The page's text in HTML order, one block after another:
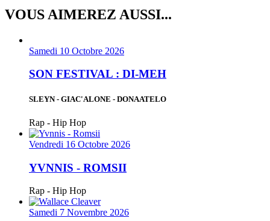
VOUS AIMEREZ AUSSI...
Samedi 10 Octobre 2026
SON FESTIVAL : DI-MEH
SLEYN - GIAC'ALONE - DONAATELO
Rap - Hip Hop
Vendredi 16 Octobre 2026
YVNNIS - ROMSII
Rap - Hip Hop
Samedi 7 Novembre 2026